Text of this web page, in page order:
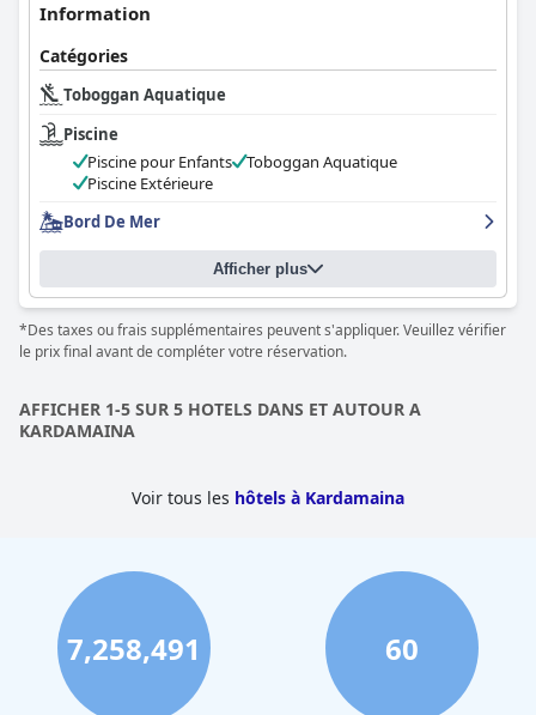
Information
Catégories
Toboggan Aquatique
Piscine
Piscine pour Enfants
Toboggan Aquatique
Piscine Extérieure
Bord De Mer
Afficher plus
*Des taxes ou frais supplémentaires peuvent s'appliquer. Veuillez vérifier
le prix final avant de compléter votre réservation.
AFFICHER 1-5 SUR 5 HOTELS DANS ET AUTOUR A
KARDAMAINA
Voir tous les hôtels à Kardamaina
7,258,491 60